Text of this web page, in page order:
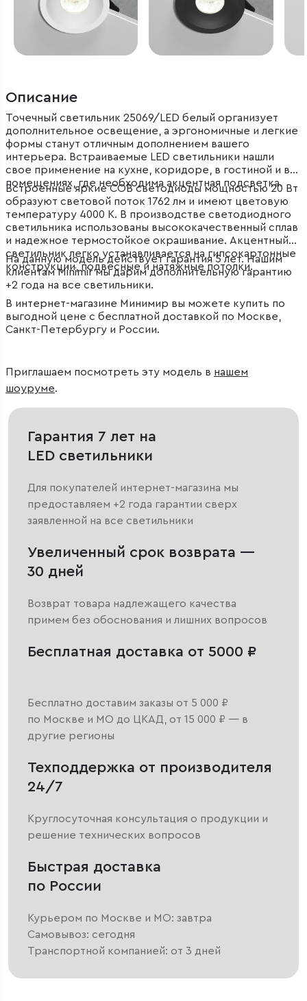
Описание
Точечный светильник 25069/LED белый организует
дополнительное освещение, а эргономичные и легкие
формы станут отличным дополнением вашего
интерьера. Встраиваемые LED светильники нашли
свое применение на кухне, коридоре, в гостиной и в
помещениях, где необходима акцентная подсветка.
Встроенные яркие COB светодиоды мощностью 20 Вт
образуют световой поток 1762 лм и имеют цветовую
температуру 4000 К. В производстве светодиодного
светильника использованы высококачественный сплав
и надежное термостойкое окрашивание. Акцентный
светильник легко устанавливается на гипсокартонные
конструкции, подвесные и натяжные потолки.
На данную модель действует гарантия 5 лет. Нашим
клиентам Minimir мы дарим дополнительную гарантию
+2 года на все светильники.
В интернет-магазине Минимир вы можете купить по
выгодной цене с бесплатной доставкой по Москве,
Санкт-Петербургу и России.
Приглашаем посмотреть эту модель в нашем
шоуруме.
Гарантия 7 лет на
LED светильники
Для покупателей интернет-магазина мы
предоставляем +2 года гарантии сверх
заявленной на все светильники
Увеличенный срок возврата —
30 дней
Возврат товара надлежащего качества
примем без обоснования и лишних вопросов
Бесплатная доставка от 5000 ₽
Бесплатно доставим заказы от 5 000 ₽
по Москве и МО до ЦКАД, от 15 000 ₽ — в
другие регионы
Техподдержка от производителя
24/7
Круглосуточная консультация о продукции и
решение технических вопросов
Быстрая доставка
по России
Курьером по Москве и МО: завтра
Самовывоз: сегодня
Транспортной компанией: от 3 дней